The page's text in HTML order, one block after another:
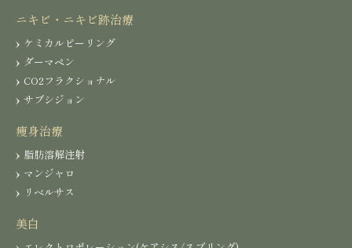
ニキビ・ニキビ跡治療
ケミカルピーリング
ダーマペン
CO2フラクショナル
サブシジョン
痩身治療
脂肪溶解注射
マンジャロ
リベルサス
美白